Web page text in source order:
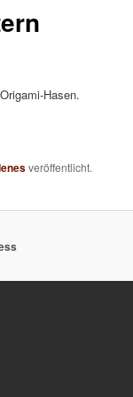
Hasen.
veröffentlicht.